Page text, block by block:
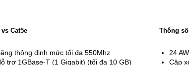
vs Cat5e
thông định mức tối đa 550Mhz
trợ 1GBase-T (1 Gigabit) (tối đa 10 GB)
Thông
24
Cặp